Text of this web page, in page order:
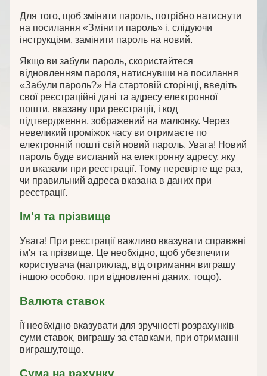
Для того, щоб змінити пароль, потрібно натиснути
на посилання «Змінити пароль» і, слідуючи
інструкціям, замінити пароль на новий.
Якщо ви забули пароль, скористайтеся
відновленням пароля, натиснувши на посилання
«Забули пароль?» На стартовій сторінці, введіть
свої реєстраційні дані та адресу електронної
пошти, вказану при реєстрації, і код
підтвердження, зображений на малюнку. Через
невеликий проміжок часу ви отримаєте по
електронній пошті свій новий пароль. Увага! Новий
пароль буде висланий на електронну адресу, яку
ви вказали при реєстрації. Тому перевірте ще раз,
чи правильний адреса вказана в даних при
реєстрації.
Ім'я та прізвище
Увага! При реєстрації важливо вказувати справжні
ім'я та прізвище. Це необхідно, щоб убезпечити
користувача (наприклад, від отримання виграшу
іншою особою, при відновленні даних, тощо).
Валюта ставок
Її необхідно вказувати для зручності розрахунків
суми ставок, виграшу за ставками, при отриманні
виграшу,тощо.
Сума на рахунку